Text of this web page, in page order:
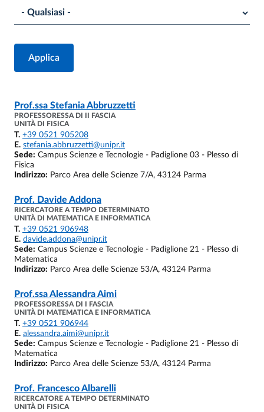
Prof.ssa Stefania Abbruzzetti
PROFESSORESSA DI II FASCIA
UNITÀ DI FISICA
T. +39 0521 905208
E. stefania.abbruzzetti@unipr.it
Sede: Campus Scienze e Tecnologie - Padiglione 03 - Plesso di
Fisica
Indirizzo: Parco Area delle Scienze 7/A, 43124 Parma
Prof. Davide Addona
RICERCATORE A TEMPO DETERMINATO
UNITÀ DI MATEMATICA E INFORMATICA
T. +39 0521 906948
E. davide.addona@unipr.it
Sede: Campus Scienze e Tecnologie - Padiglione 21 - Plesso di
Matematica
Indirizzo: Parco Area delle Scienze 53/A, 43124 Parma
Prof.ssaAlessandra Aimi
PROFESSORESSA DI I FASCIA
UNITÀ DI MATEMATICA E INFORMATICA
T. +39 0521 906944
E. alessandra.aimi@unipr.it
Sede: Campus Scienze e Tecnologie - Padiglione 21 - Plesso di
Matematica
Indirizzo: Parco Area delle Scienze 53/A, 43124 Parma
Prof. Francesco Albarelli
RICERCATORE A TEMPO DETERMINATO
UNITÀ DI FISICA